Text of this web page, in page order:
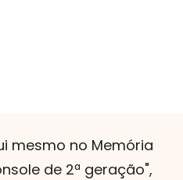
mesmo no Memória
de 2ª geração",